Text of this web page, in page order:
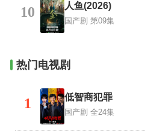
10 人鱼(2026)
国产剧 第09集
热门电视剧
1 低智商犯罪
国产剧 全24集